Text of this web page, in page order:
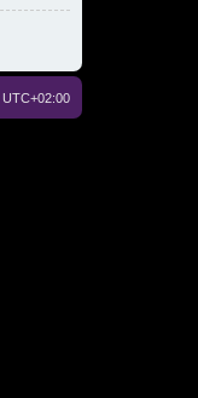
UTC+02:00